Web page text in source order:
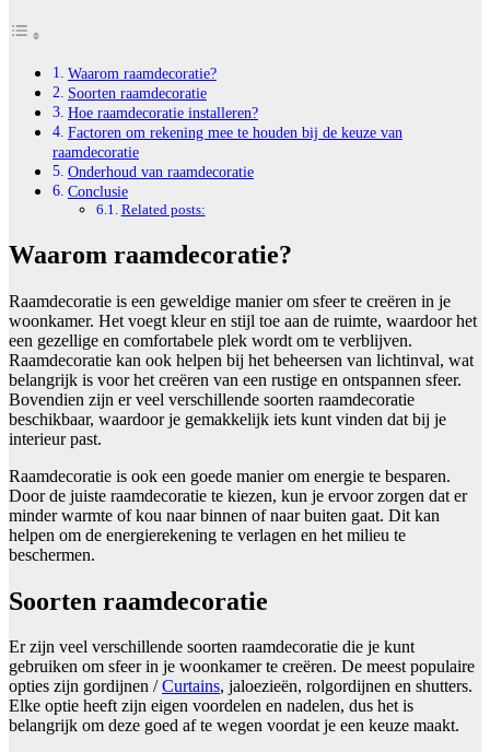
Waarom raamdecoratie?
Soorten raamdecoratie
Hoe raamdecoratie installeren?
Factoren om rekening mee te houden bij de keuze van
raamdecoratie
Onderhoud van raamdecoratie
Conclusie
Related posts:
Waarom raamdecoratie?
Raamdecoratie is een geweldige manier om sfeer te creëren in je
woonkamer. Het voegt kleur en stijl toe aan de ruimte, waardoor het
een gezellige en comfortabele plek wordt om te verblijven.
Raamdecoratie kan ook helpen bij het beheersen van lichtinval, wat
belangrijk is voor het creëren van een rustige en ontspannen sfeer.
Bovendien zijn er veel verschillende soorten raamdecoratie
beschikbaar, waardoor je gemakkelijk iets kunt vinden dat bij je
interieur past.
Raamdecoratie is ook een goede manier om energie te besparen.
Door de juiste raamdecoratie te kiezen, kun je ervoor zorgen dat er
minder warmte of kou naar binnen of naar buiten gaat. Dit kan
helpen om de energierekening te verlagen en het milieu te
beschermen.
Soorten raamdecoratie
Er zijn veel verschillende soorten raamdecoratie die je kunt
gebruiken om sfeer in je woonkamer te creëren. De meest populaire
opties zijn gordijnen /Curtains, jaloezieën, rolgordijnen en shutters.
Elke optie heeft zijn eigen voordelen en nadelen, dus het is
belangrijk om deze goed af te wegen voordat je een keuze maakt.